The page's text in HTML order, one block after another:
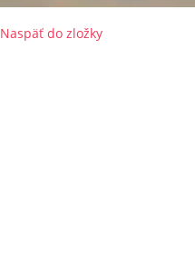
Naspäť do zložky